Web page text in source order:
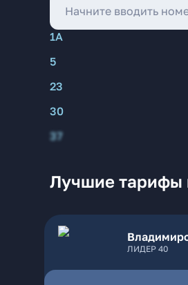
1А
5
23
30
37
Лучшие тарифы
ЛИДЕР 40